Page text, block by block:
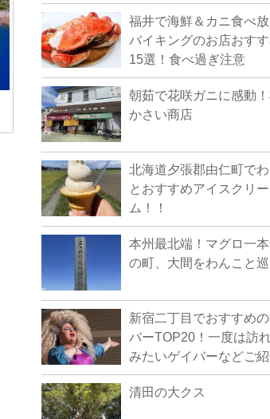
福井で海鮮＆カニ食べ放
バイキングのお店おす
15選！食べ過ぎ注意
朝茹で花咲ガニに感動
かさい商店
北海道夕張郡由仁町でわ
とおすすめアイスクリー
ム！！
本州最北端！マグロ一本
の町、大間をわんこと巡
新宿二丁目でおすすめ
バーTOP20！一度は訪
みたいゲイバーなどご
清田の大クス